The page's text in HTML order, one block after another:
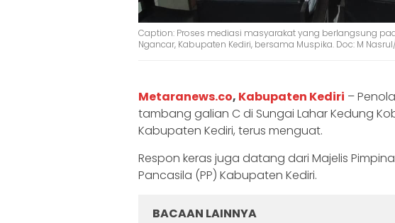
Caption: Proses mediasi masyarakat yang berlangsung
Ngancar, Kabupaten Kediri, bersama Muspika. Doc: M
Metaranews.co, Kabupaten Kediri –
tambang galian C di Sungai Lahar Kedung
Kabupaten Kediri, terus menguat.
Respon keras juga datang dari Majelis
Pancasila (PP) Kabupaten Kediri.
BACAAN LAINNYA